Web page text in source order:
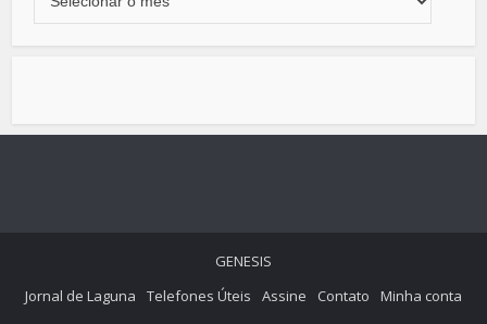
GENESIS
Jornal de Laguna
Telefones Úteis Assine Contato Minha conta